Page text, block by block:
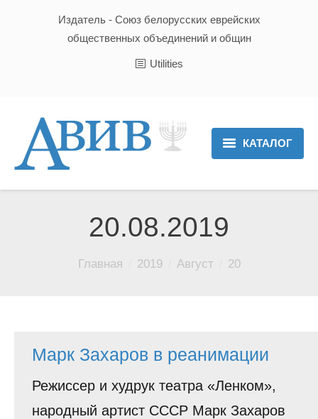
Издатель - Союз белорусских еврейских
общественных объединений и общин
Utilities
КАТАЛОГ
20.08.2019
Главная 2019 Август 20
Марк Захаров в реанимации
Режиссер и худрук театра «Ленком»,
народный артист СССР Марк Захаров